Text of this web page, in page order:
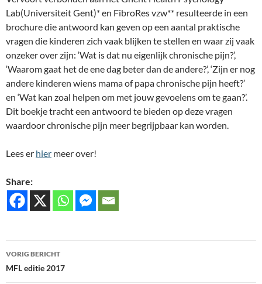
Lab(Universiteit Gent)* en FibroRes vzw** resulteerde in een
brochure die antwoord kan geven op een aantal praktische
vragen die kinderen zich vaak blijken te stellen en waar zij vaak
onzeker over zijn: ‘Wat is dat nu eigenlijk chronische pijn?’,
‘Waarom gaat het de ene dag beter dan de andere?’, ‘Zijn er nog
andere kinderen wiens mama of papa chronische pijn heeft?’
en ‘Wat kan zoal helpen om met jouw gevoelens om te gaan?’.
Dit boekje tracht een antwoord te bieden op deze vragen
waardoor chronische pijn meer begrijpbaar kan worden.
Lees er hier meer over!
Share:
Bericht
navigatie
VORIG BERICHT
MFL editie 2017